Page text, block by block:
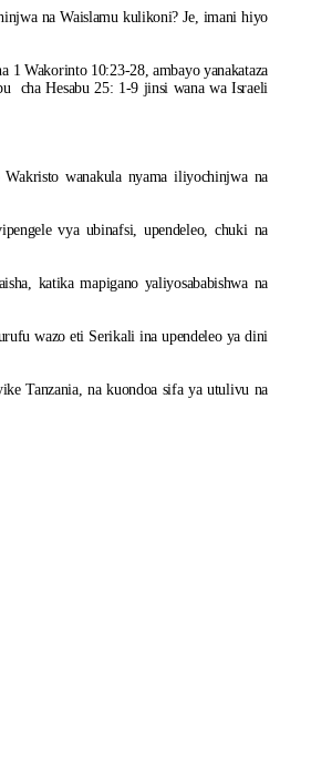
na Waislamu kulikoni? Je, imani hiyo
Wakorinto 10:23-28, ambayo yanakataza
cha Hesabu 25: 1-9 jinsi wana wa Israeli
wanakula nyama iliyochinjwa na
vya ubinafsi, upendeleo, chuki na
katika mapigano yaliyosababishwa na
wazo eti Serikali ina upendeleo ya dini
Tanzania, na kuondoa sifa ya utulivu na